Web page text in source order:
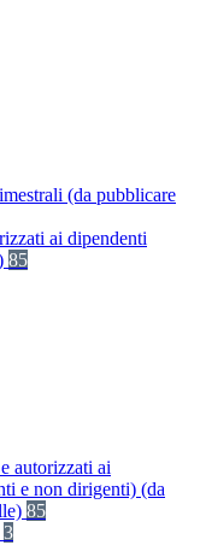
(da pubblicare
ai dipendenti
85
autorizzati ai
e non dirigenti) (da
85
3